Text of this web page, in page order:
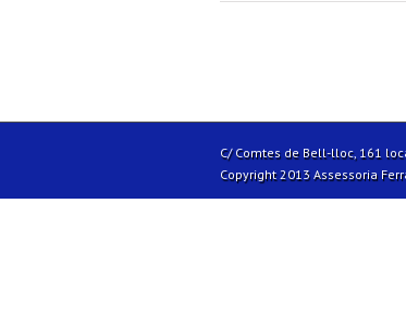
C/ Comtes de Bell-lloc, 161
Copyright 2013 Assessoria